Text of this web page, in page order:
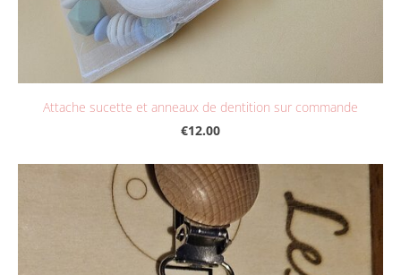
Attache sucette et anneaux de dentition sur commande
€12.00